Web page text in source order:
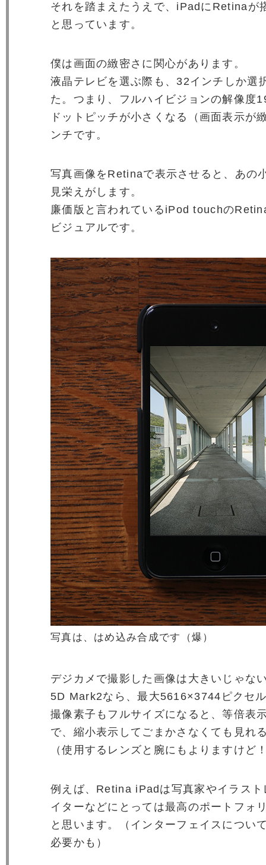
それを踏まえたうえで、iPadにRetinaが
と思っています。
僕は画面の緻密さに関心があります。
液晶テレビを選ぶ際も、32インチしか選
た。つまり、フルハイビジョンの解像度
ドットピッチが小さくなる（画面表示が
ンチです。
写真画像をRetinaで表示させると、あの
見栄えがします。
廉価版と言われているiPod touchの
ビジュアルです。
写真は、はめ込み合成です（爆）
デジカメで撮影した画像は大きいじゃな
5D Mark2なら、最大5616×3744ピクセ
撮像素子もフルサイズになると、等倍表
で、縮小表示してごまかさなくても見れ
（使用するレンズと腕にもよりますけど
例えば、Retina iPadは写真家やイラス
イターなどにとっては最高のポートフォ
と思います。（インターフェイスについ
必要かも）